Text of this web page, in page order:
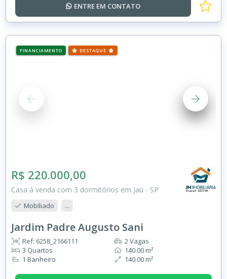
ENTRE EM CONTATO
FINANCIAMENTO DESTAQUE
R$ 220.000,00
Casa à venda com 3 dormitórios em Jaú - SP
Mobiliado ...
Jardim Padre Augusto Sani
Ref: 6258_2166111
3 Quartos
1 Banheiro
2 Vagas
140.00 m²
140.00 m²